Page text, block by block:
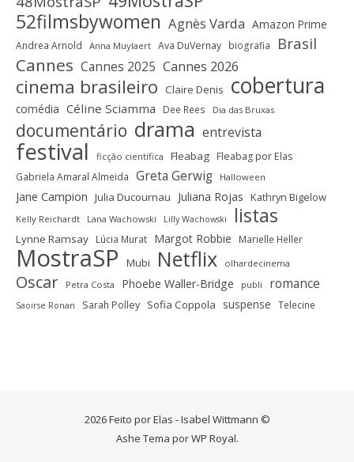
52filmsbywomen Agnès Varda Amazon Prime
Andrea Arnold Anna Muylaert Ava DuVernay biografia Brasil
Cannes Cannes 2025 Cannes 2026
cinema brasileiro Claire Denis cobertura
comédia Céline Sciamma Dee Rees Dia das Bruxas
documentário drama entrevista
festival ficção científica Fleabag Fleabag por Elas
Gabriela Amaral Almeida Greta Gerwig Halloween
Jane Campion Julia Ducournau Juliana Rojas Kathryn Bigelow
Kelly Reichardt Lana Wachowski Lilly Wachowski listas
Lynne Ramsay Lúcia Murat Margot Robbie Marielle Heller
MostraSP Mubi Netflix olhardecinema
Oscar Petra Costa Phoebe Waller-Bridge publi romance
Saoirse Ronan Sarah Polley Sofia Coppola suspense Telecine
2026 Feito por Elas - Isabel Wittmann ©
Ashe Tema porWP Royal.